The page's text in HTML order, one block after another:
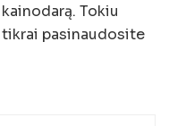
Tokiu
pasinaudosite